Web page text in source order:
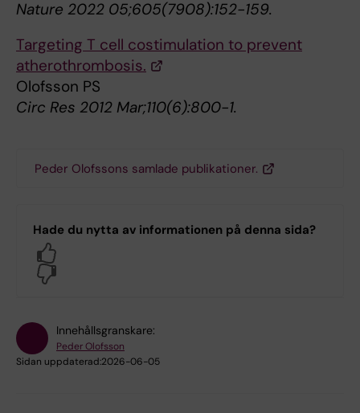
Nature 2022 05;605(7908):152-159.
Targeting T cell costimulation to prevent
atherothrombosis.
Olofsson PS
Circ Res 2012 Mar;110(6):800-1.
Peder Olofssons samlade publikationer.
Hade du nytta av informationen på denna sida?
Innehållsgranskare:
Peder Olofsson
Sidan uppdaterad:2026-06-05